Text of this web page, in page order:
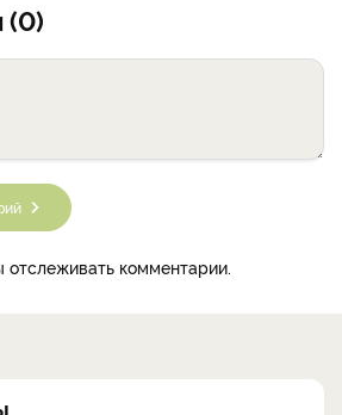
(0)
отслеживать комментарии.